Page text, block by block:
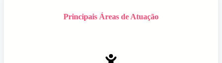
Principais Áreas de Atuação